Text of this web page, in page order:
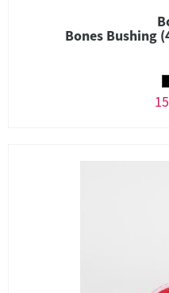
Bones Bushing